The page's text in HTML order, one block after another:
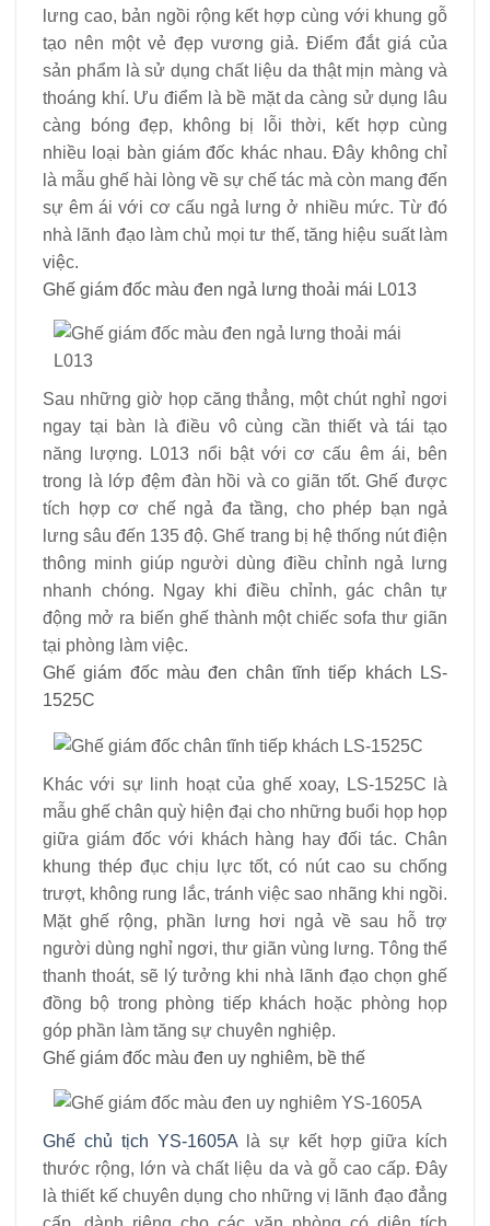
lưng cao, bản ngồi rộng kết hợp cùng với khung gỗ
tạo nên một vẻ đẹp vương giả. Điểm đắt giá của
sản phẩm là sử dụng chất liệu da thật mịn màng và
thoáng khí. Ưu điểm là bề mặt da càng sử dụng lâu
càng bóng đẹp, không bị lỗi thời, kết hợp cùng
nhiều loại bàn giám đốc khác nhau. Đây không chỉ
là mẫu ghế hài lòng về sự chế tác mà còn mang đến
sự êm ái với cơ cấu ngả lưng ở nhiều mức. Từ đó
nhà lãnh đạo làm chủ mọi tư thế, tăng hiệu suất làm
việc.
Ghế giám đốc màu đen ngả lưng thoải mái L013
Sau những giờ họp căng thẳng, một chút nghỉ ngơi
ngay tại bàn là điều vô cùng cần thiết và tái tạo
năng lượng. L013 nổi bật với cơ cấu êm ái, bên
trong là lớp đệm đàn hồi và co giãn tốt. Ghế được
tích hợp cơ chế ngả đa tầng, cho phép bạn ngả
lưng sâu đến 135 độ. Ghế trang bị hệ thống nút điện
thông minh giúp người dùng điều chỉnh ngả lưng
nhanh chóng. Ngay khi điều chỉnh, gác chân tự
động mở ra biến ghế thành một chiếc sofa thư giãn
tại phòng làm việc.
Ghế giám đốc màu đen chân tĩnh tiếp khách LS-
1525C
Khác với sự linh hoạt của ghế xoay, LS-1525C là
mẫu ghế chân quỳ hiện đại cho những buổi họp họp
giữa giám đốc với khách hàng hay đối tác. Chân
khung thép đục chịu lực tốt, có nút cao su chống
trượt, không rung lắc, tránh việc sao nhãng khi ngồi.
Mặt ghế rộng, phần lưng hơi ngả về sau hỗ trợ
người dùng nghỉ ngơi, thư giãn vùng lưng. Tông thể
thanh thoát, sẽ lý tưởng khi nhà lãnh đạo chọn ghế
đồng bộ trong phòng tiếp khách hoặc phòng họp
góp phần làm tăng sự chuyên nghiệp.
Ghế giám đốc màu đen uy nghiêm, bề thế
Ghế chủ tịch YS-1605A là sự kết hợp giữa kích
thước rộng, lớn và chất liệu da và gỗ cao cấp. Đây
là thiết kế chuyên dụng cho những vị lãnh đạo đẳng